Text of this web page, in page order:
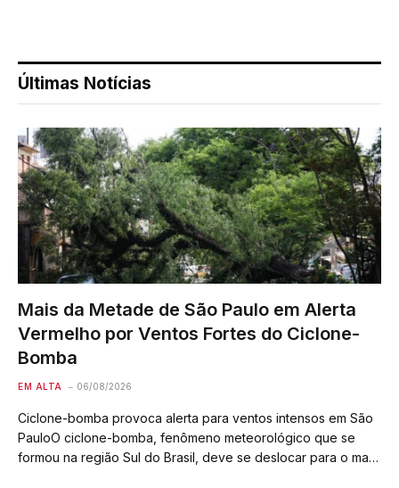
Últimas Notícias
Mais da Metade de São Paulo em Alerta
Vermelho por Ventos Fortes do Ciclone-
Bomba
EM ALTA 06/08/2026
Ciclone-bomba provoca alerta para ventos intensos em São
PauloO ciclone-bomba, fenômeno meteorológico que se
formou na região Sul do Brasil, deve se deslocar para o mar,